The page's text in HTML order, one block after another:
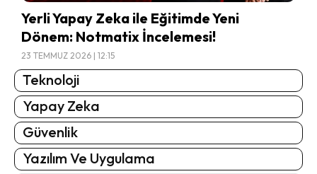
Yerli Yapay Zeka ile Eğitimde Yeni
Dönem: Notmatix İncelemesi!
23 TEMMUZ 2026 | 12:15
Teknoloji
Yapay Zeka
Güvenlik
Yazılım Ve Uygulama